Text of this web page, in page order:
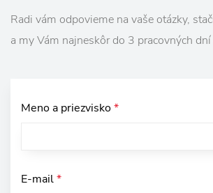
Radi vám odpovieme na vaše otázky,
a my Vám najneskôr do 3 pracovných
Meno a priezvisko*
E-mail*